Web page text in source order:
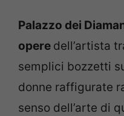
Palazzo dei
opere dell’artista
semplici bozzetti
donne raffigurate
senso dell’arte di